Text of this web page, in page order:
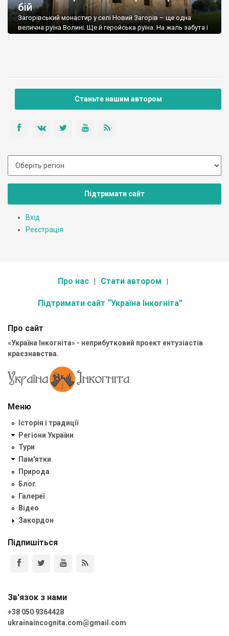
бій
Загорівський монастир у селі Новий Загорів – ще одна
велична руїна Волині. Ще й геройська руїна. На жаль забута і
Станьте нашим автором
Підтримати сайт
Вхід
Реєстрація
Про нас Стати автором
Підтримати сайт “Україна Інкогніта”
Про сайт
«Україна Інкогніта» - неприбутковий проект ентузіастів
краєзнавства.
Меню
Історія і традиції
Регіони України
Тури
Пам'ятки
Природа
Блог
Галереї
Відео
Закордон
Підпишіться
Зв'язок з нами
+38 050 9364428
ukrainaincognita.com@gmail.com